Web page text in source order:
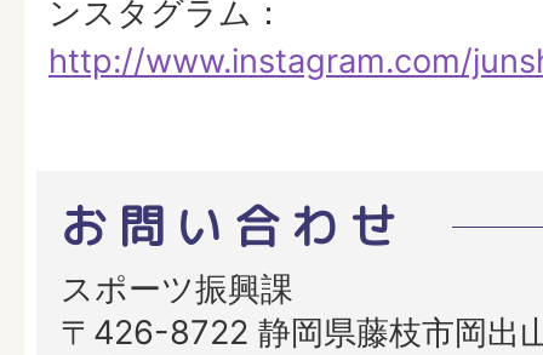
ンスタグラム：
http://www.instagram.com/
お問い合わせ
スポーツ振興課
〒426-8722 静岡県藤枝市岡出